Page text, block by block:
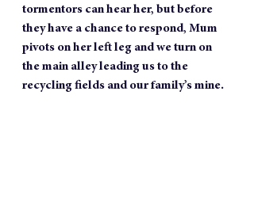
tormentors can hear her, but before
they have a chance to respond, Mum
pivots on her left leg and we turn on
the main alley leading us to the
recycling fields and our family’s mine.